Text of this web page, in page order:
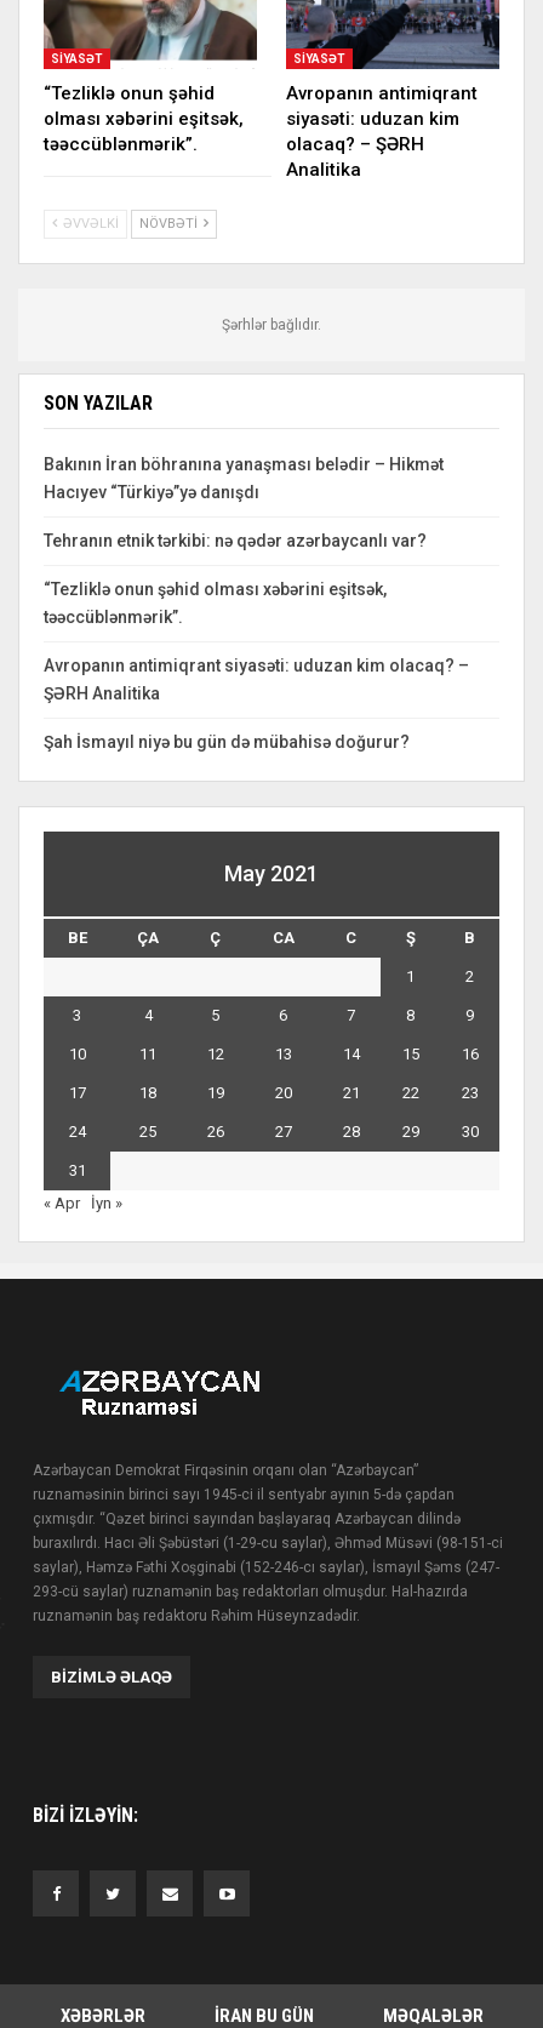
SIYASƏT
“Tezliklə onun şəhid
olması xəbərini eşitsək,
təəccüblənmərik”.
SIYASƏT
Avropanın antimiqrant
siyasəti: uduzan kim
olacaq? – ŞƏRH
Analitika
ƏVVƏLKI NÖVBƏTI
Şərhlər bağlıdır.
SON YAZILAR
Bakının İran böhranına yanaşması belədir – Hikmət
Hacıyev “Türkiyə”yə danışdı
Tehranın etnik tərkibi: nə qədər azərbaycanlı var?
“Tezliklə onun şəhid olması xəbərini eşitsək,
təəccüblənmərik”.
Avropanın antimiqrant siyasəti: uduzan kim olacaq? –
ŞƏRH Analitika
Şah İsmayıl niyə bu gün də mübahisə doğurur?
May 2021
BE ÇA Ç CA C Ş B
1 2
3 4 5 6 7 8 9
10 11 12 13 14 15 16
17 18 19 20 21 22 23
24 25 26 27 28 29 30
31
« Apr
İyn »
Azərbaycan Demokrat Firqəsinin orqanı olan “Azərbaycan”
ruznaməsinin birinci sayı 1945-ci il sentyabr ayının 5-də çapdan
çıxmışdır. “Qəzet birinci sayından başlayaraq Azərbaycan dilində
buraxılırdı. Hacı Əli Şəbüstəri (1-29-cu saylar), Əhməd Müsəvi (98-151-ci
saylar), Həmzə Fəthi Xoşginabi (152-246-cı saylar), İsmayıl Şəms (247-
293-cü saylar) ruznamənin baş redaktorları olmuşdur. Hal-hazırda
ruznamənin baş redaktoru Rəhim Hüseynzadədir.
BIZIMLƏ ƏLAQƏ
BIZI IZLƏYIN:
XƏBƏRLƏR İRAN BU GÜN MƏQALƏLƏR